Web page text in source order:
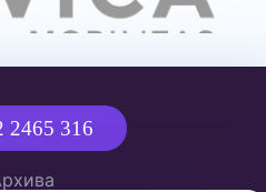
2465 316